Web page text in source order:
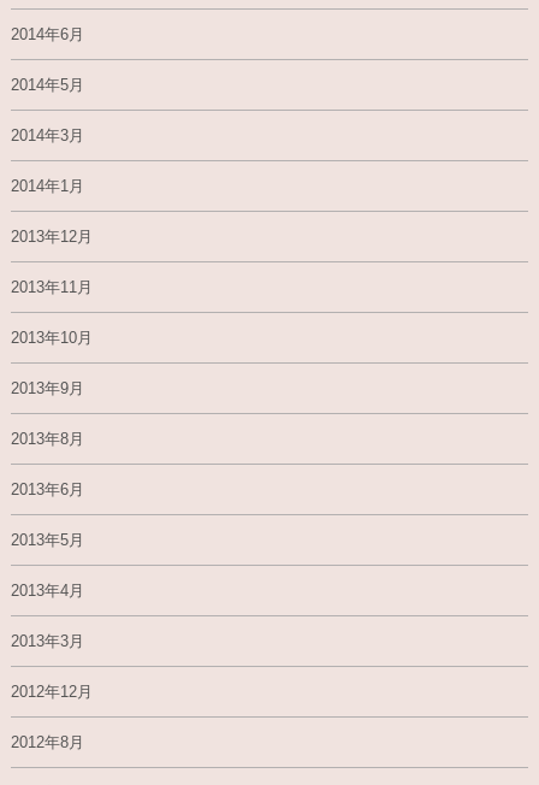
2014年6月
2014年5月
2014年3月
2014年1月
2013年12月
2013年11月
2013年10月
2013年9月
2013年8月
2013年6月
2013年5月
2013年4月
2013年3月
2012年12月
2012年8月